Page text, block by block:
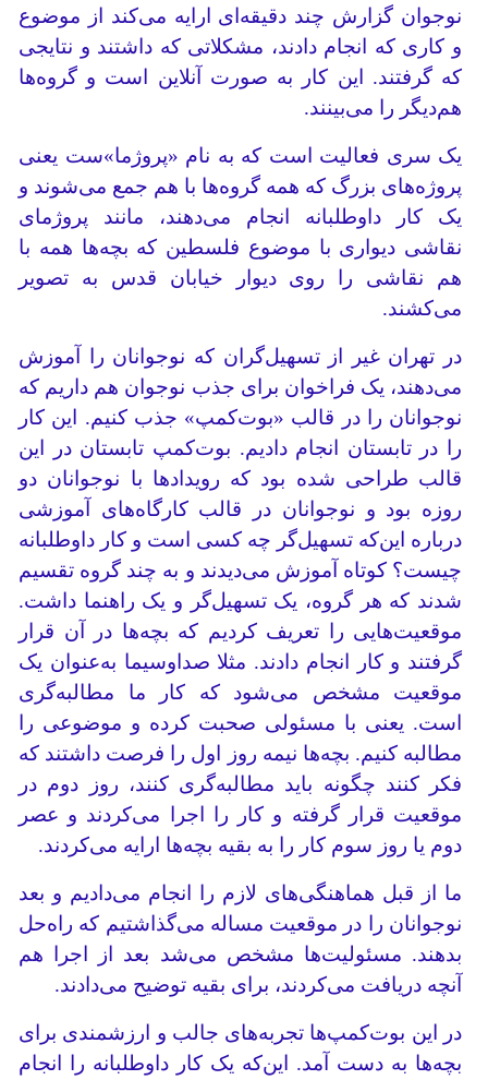
نوجوان گزارش چند دقیقه‌ای ارایه می‌کند از موضوع
و کاری که انجام دادند، مشکلاتی که داشتند و نتایجی
که گرفتند. این کار به صورت آنلاین است و گروه‌ها
هم‌دیگر را می‌بینند.
یک سری فعالیت است که به نام «پروژما»ست یعنی
پروژه‌های بزرگ که همه گروه‌ها با هم جمع می‌شوند و
یک کار داوطلبانه انجام می‌دهند، مانند پروژمای
نقاشی دیواری با موضوع فلسطین که بچه‌ها همه با
هم نقاشی را روی دیوار خیابان قدس به تصویر
می‌کشند.
در تهران غیر از تسهیل‌گران که نوجوانان را آموزش
می‌دهند، یک فراخوان برای جذب نوجوان هم داریم که
نوجوانان را در قالب «بوت‌کمپ» جذب کنیم. این کار
را در تابستان انجام دادیم. بوت‌کمپ تابستان در این
قالب طراحی شده بود که رویدادها با نوجوانان دو
روزه بود و نوجوانان در قالب کارگاه‌های آموزشی
درباره این‌که تسهیل‌گر چه کسی است و کار داوطلبانه
چیست؟ کوتاه آموزش می‌دیدند و به چند گروه تقسیم
شدند که هر گروه، یک تسهیل‌گر و یک راهنما داشت.
موقعیت‌هایی را تعریف کردیم که بچه‌ها در آن قرار
گرفتند و کار انجام دادند. مثلا صداوسیما به‌عنوان یک
موقعیت مشخص می‌شود که کار ما مطالبه‌گری
است. یعنی با مسئولی صحبت کرده و موضوعی را
مطالبه کنیم. بچه‌ها نیمه روز اول را فرصت داشتند که
فکر کنند چگونه باید مطالبه‌گری کنند، روز دوم در
موقعیت قرار گرفته و کار را اجرا می‌کردند و عصر
دوم یا روز سوم کار را به بقیه بچه‌ها ارایه می‌کردند.
ما از قبل هماهنگی‌های لازم را انجام می‌دادیم و بعد
نوجوانان را در موقعیت مساله می‌گذاشتیم که راه‌حل
بدهند. مسئولیت‌ها مشخص می‌شد بعد از اجرا هم
آنچه دریافت می‌کردند، برای بقیه توضیح می‌دادند.
در این بوت‌کمپ‌ها تجربه‌های جالب و ارزشمندی برای
بچه‌ها به دست آمد. این‌که یک کار داوطلبانه را انجام